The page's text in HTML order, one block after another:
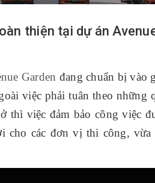
thiện tại dự án
Garden đang chuẩn bị vào
việc phải tuân theo
thì việc đảm bảo công việc
cho các đơn vị thi công,